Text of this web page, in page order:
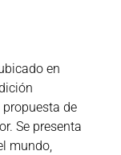
en
de
Se presenta
mundo,